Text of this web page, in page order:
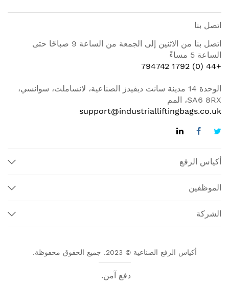
اتصل بنا
اتصل بنا من الاثنين إلى الجمعة من الساعة 9 صباحًا حتى
الساعة 5 مساءً
+44 (0) 1792 794742
الوحدة 14 مدينة سانت ديفيدز الصناعية، لانساملت، سوانسي،
SA6 8RX، المم
support@industrialliftingbags.co.uk
أكياس الرفع
الموظفين
الشركة
أكياس الرفع الصناعية © 2023. جميع الحقوق محفوظة.
دفع آمن.